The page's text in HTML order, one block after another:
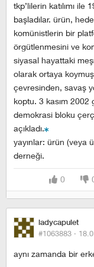
tkp’lilerin katılımı ile
başladılar. ürün,
komünistlerin bir
örgütlenmesini ve
siyasal hayattaki
olarak ortaya
çevresinden, savaş
koptu. 3 kasım 2002
demokrasi bloku
açıkladı.
yayınlar: ürün (veya
derneği.
0
ladycapulet
#1063883 ·
aynı zamanda bir